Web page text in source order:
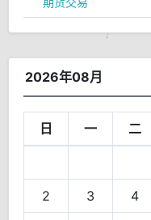
2026年08月
日 一 二
2 3 4